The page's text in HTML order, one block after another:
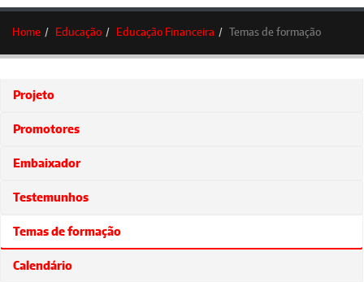
Home Educação Educação Financeira Temas de formação
Projeto
Promotores
Embaixador
Testemunhos
Temas de formação
Calendário